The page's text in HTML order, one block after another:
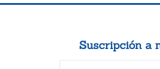
Suscripción a